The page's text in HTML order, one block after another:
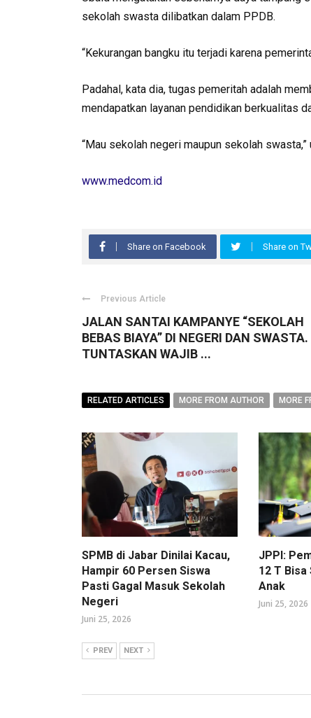
sekolah swasta dilibatkan dalam PPDB.
“Kekurangan bangku itu terjadi karena
Padahal, kata dia, tugas pemeritah adalah
mendapatkan layanan pendidikan berkualitas
“Mau sekolah negeri maupun sekolah swasta,”
www.medcom.id
Share on Facebook Share on
Previous Article
JALAN SANTAI KAMPANYE “SEKOLAH
BEBAS BIAYA” DI NEGERI DAN SWASTA.
TUNTASKAN WAJIB ...
RELATED ARTICLES MORE FROM AUTHOR MORE
SPMB di Jabar Dinilai Kacau,
Hampir 60 Persen Siswa
Pasti Gagal Masuk Sekolah
Negeri
Juni 25, 2026
JPPI:
12 T
Anak
Juni 25, 2026
PREV NEXT